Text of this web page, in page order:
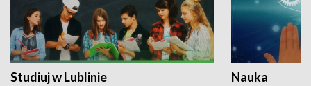
Studiuj w Lublinie Nauka